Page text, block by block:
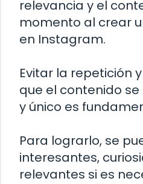
relevancia y el
momento al crear
en Instagram.
Evitar la repetición
que el contenido
y único es
Para lograrlo, se
interesantes,
relevantes si es